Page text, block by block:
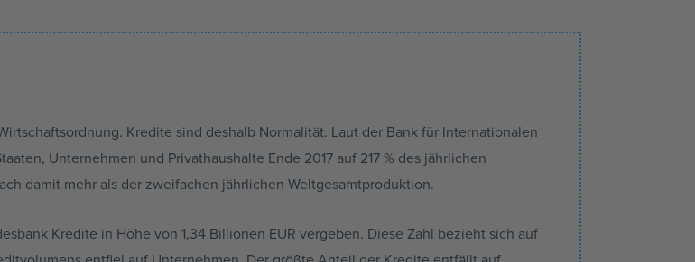
Kredite sind deshalb Normalität. Laut der Bank für Internationalen
Unternehmen und Privathaushalte Ende 2017 auf 217 % des jährlichen
damit mehr als der zweifachen jährlichen Weltgesamtproduktion.
Kredite in Höhe von 1,34 Billionen EUR vergeben. Diese Zahl bezieht sich auf